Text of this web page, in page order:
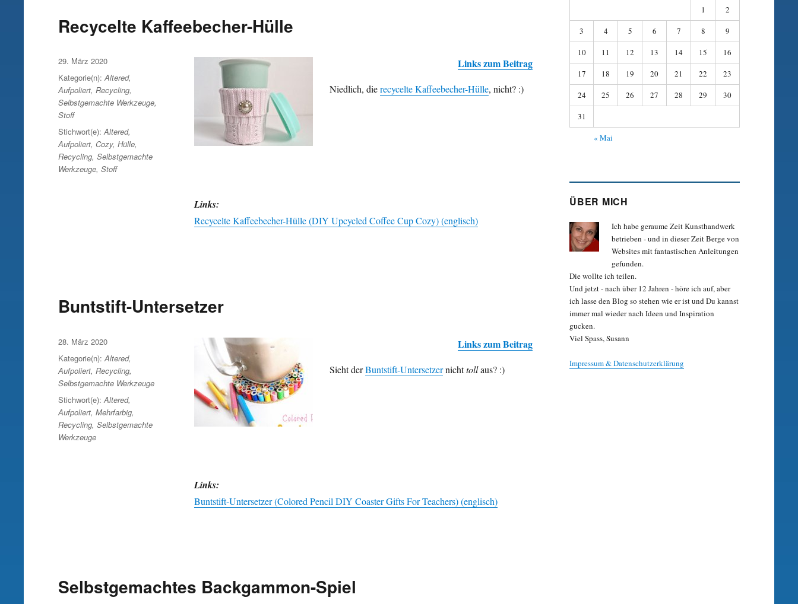
Recycelte Kaffeebecher-Hülle
Links zum Beitrag
Niedlich, dierecycelte Kaffee­becher-Hülle, nicht? :)
Links:
Recycelte Kaffeebecher-Hülle (DIY Upcycled Coffee Cup Cozy) (englisch)
Veröffentlicht
am
29. März 2020
Kategorie(n):Altered,
Aufpoliert, Recycling,
Selbstgemachte Werkzeuge,
Stoff
Stichwort(e):Altered,
Aufpoliert, Cozy, Hülle,
Recycling, Selbstgemachte
Werkzeuge, Stoff
Buntstift-Untersetzer
Links zum Beitrag
Sieht derBuntstift-Untersetzernichttollaus? :)
Links:
Buntstift-Untersetzer (Colored Pencil DIY Coaster Gifts For Teachers) (englisch)
Veröffentlicht
am
28. März 2020
Kategorie(n): Altered,
Aufpoliert, Recycling,
Selbstgemachte Werkzeuge
Stichwort(e): Altered,
Aufpoliert, Mehrfarbig,
Recycling, Selbstgemachte
Werkzeuge
Selbstgemachtes Backgammon-Spiel
1
2
3
4 5 6 7 8
9
10
11 12 13 14 15
16
17
18 19 20 21 22
23
24
25 26 27 28 29
30
31
« Mai
ÜBER MICH
Ich habe geraume Zeit Kunst­hand­werk
betrieben - und in dieser Zeit Berge von
Websites mit fan­tastischen Anleitungen
gefunden.
Die wollte ich teilen.
Und jetzt - nach über 12 Jahren - höre ich auf, aber
ich lasse den Blog so stehen wie er ist und Du kannst
immer mal wieder nach Ideen und Inspiration
gucken.
Viel Spass, Susann
Impressum & Datenschutzerklärung